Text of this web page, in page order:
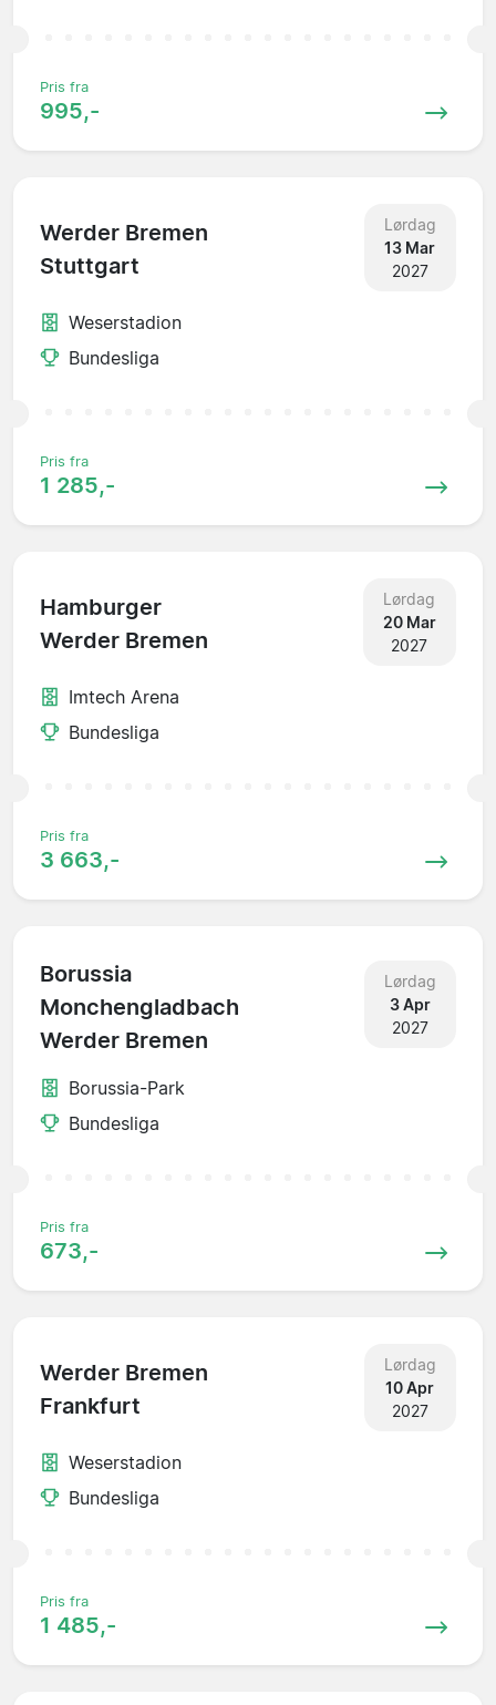
Pris fra
995,-
Werder Bremen
Stuttgart
Lørdag
13 Mar
2027
Weserstadion
Bundesliga
Pris fra
1 285,-
Hamburger
Werder Bremen
Lørdag
20 Mar
2027
Imtech Arena
Bundesliga
Pris fra
3 663,-
Borussia
Monchengladbach
Werder Bremen
Lørdag
3 Apr
2027
Borussia-Park
Bundesliga
Pris fra
673,-
Werder Bremen
Frankfurt
Lørdag
10 Apr
2027
Weserstadion
Bundesliga
Pris fra
1 485,-